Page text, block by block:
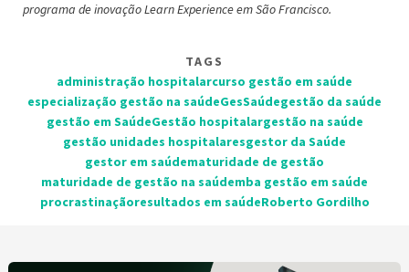
programa de inovação Learn Experience em São Francisco.
TAGS
administração hospitalarcurso gestão em saúde
especialização gestão na saúdeGesSaúdegestão da saúde
gestão em SaúdeGestão hospitalargestão na saúde
gestão unidades hospitalaresgestor da Saúde
gestor em saúdematuridade de gestão
maturidade de gestão na saúdemba gestão em saúde
procrastinaçãoresultados em saúdeRoberto Gordilho